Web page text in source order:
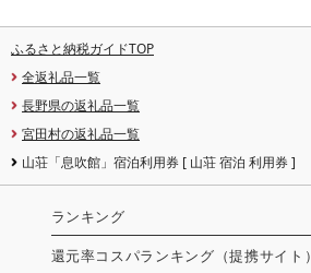
ふるさと納税ガイドTOP
全返礼品一覧
長野県の返礼品一覧
宮田村の返礼品一覧
山荘「息吹館」宿泊利用券 [ 山荘 宿泊 利用券 ]
ランキング
還元率コスパランキング（提携サイト）